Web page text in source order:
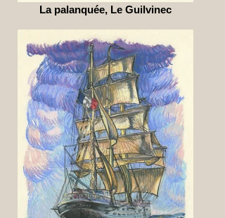
La palanquée, Le Guilvinec